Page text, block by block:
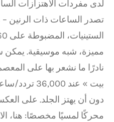
لدى مفردات الاهتزازات
تصدر الساعات ذات الرنين –
مميزة، شبه موسيقية. يمكن
نادرًا ما نشعر بها على
بيت » عند
دون أن يهتز الجلد. على
محركًا لمسيًا مخصصًا: هنا،